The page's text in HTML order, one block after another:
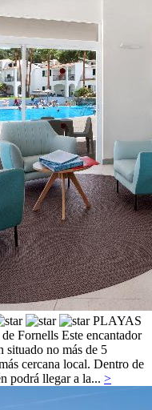
PLAYAS
de Fornells Este encantador
situado no más de 5
cercana local. Dentro de
podrá llegar a la... >